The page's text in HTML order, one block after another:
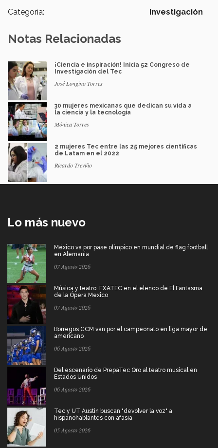
Categoría: Investigación
Notas Relacionadas
¡Ciencia e inspiración! Inicia 52 Congreso de
Investigación del Tec
José Longino Torres
30 mujeres mexicanas que dedican su vida a
la ciencia y la tecnología
Mónica Torres
2 mujeres Tec entre las 25 mejores científicas
de Latam en el 2022
Ricardo Treviño
Lo más nuevo
México va por pase olímpico en mundial de flag football
en Alemania
07 Agosto 2026
Música y teatro: EXATEC en el elenco de El Fantasma
de la Ópera Mexico
07 Agosto 2026
Borregos CCM van por el campeonato en liga mayor de
americano
06 Agosto 2026
Del escenario de PrepaTec Qro al teatro musical en
Estados Unidos
06 Agosto 2026
Tec y UT Austin buscan "devolver la voz" a
hispanohablantes con afasia
05 Agosto 2026